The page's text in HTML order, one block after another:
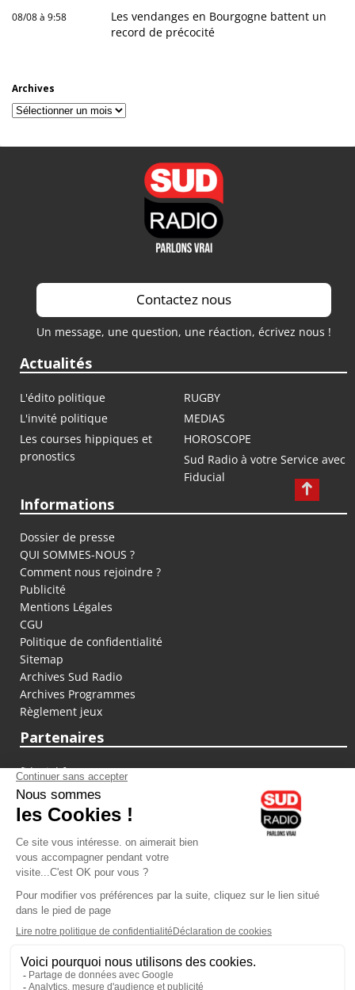
08/08 à 9:58
Les vendanges en Bourgogne battent un
record de précocité
Archives
Archives
Contactez nous
Un message, une question, une réaction, écrivez nous !
Actualités
L'édito politique
RUGBY
L'invité politique
MEDIAS
Les courses hippiques et
pronostics
HOROSCOPE
Sud Radio à votre Service avec
Fiducial
Informations
Dossier de presse
QUI SOMMES-NOUS ?
Comment nous rejoindre ?
Publicité
Mentions Légales
CGU
Politique de confidentialité
Sitemap
Archives Sud Radio
Archives Programmes
Règlement jeux
Partenaires
fiducial.fr
lyoncapitale.fr
olympique-et-lyonnais.com
L'application Iphone / Android
Téléchargez l'application
Les cookies
Gestion des cookies